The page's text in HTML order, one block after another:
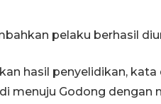
pelaku berhasil
hasil penyelidikan,
menuju Godong dengan